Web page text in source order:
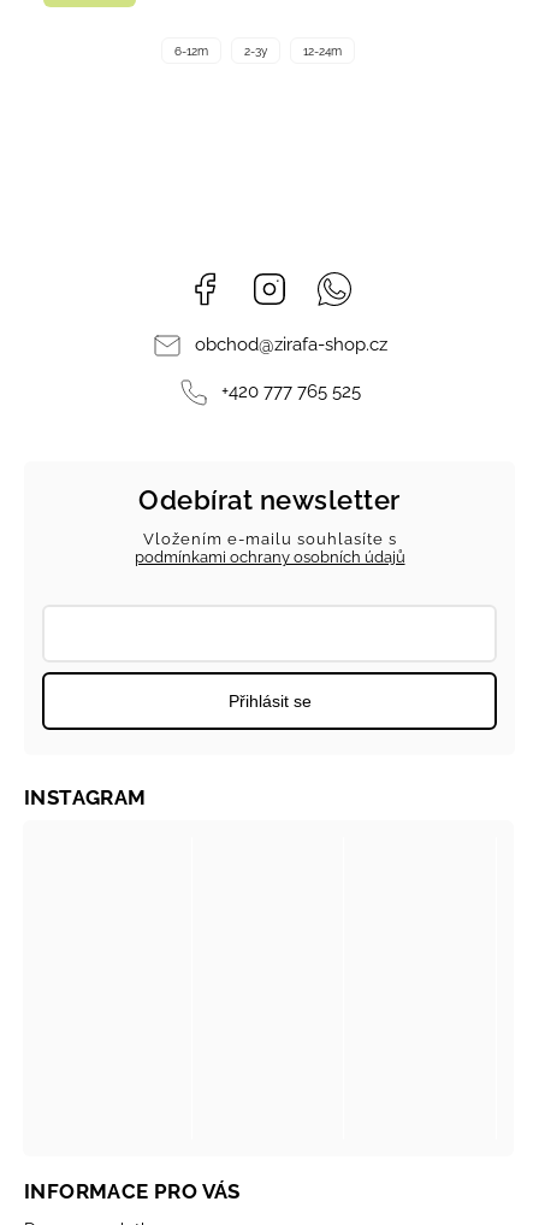
6-12m 2-3y 12-24m
Facebook Instagram
obchod@zirafa-shop.cz
+420 777 765 525
Odebírat newsletter
Vložením e-mailu souhlasíte s
podmínkami ochrany osobních údajů
Přihlásit se
INFORMACE PRO VÁS
INSTAGRAM